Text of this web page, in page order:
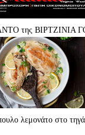
της ΒΙΡΤΖΙΝΙΑ
λεμονάτο στο